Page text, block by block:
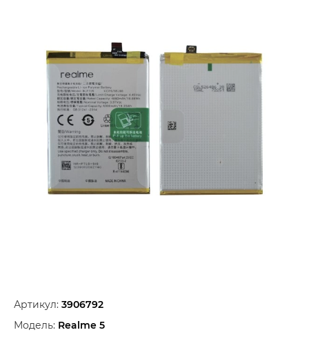
Артикул: 3906792
Модель: Realme 5